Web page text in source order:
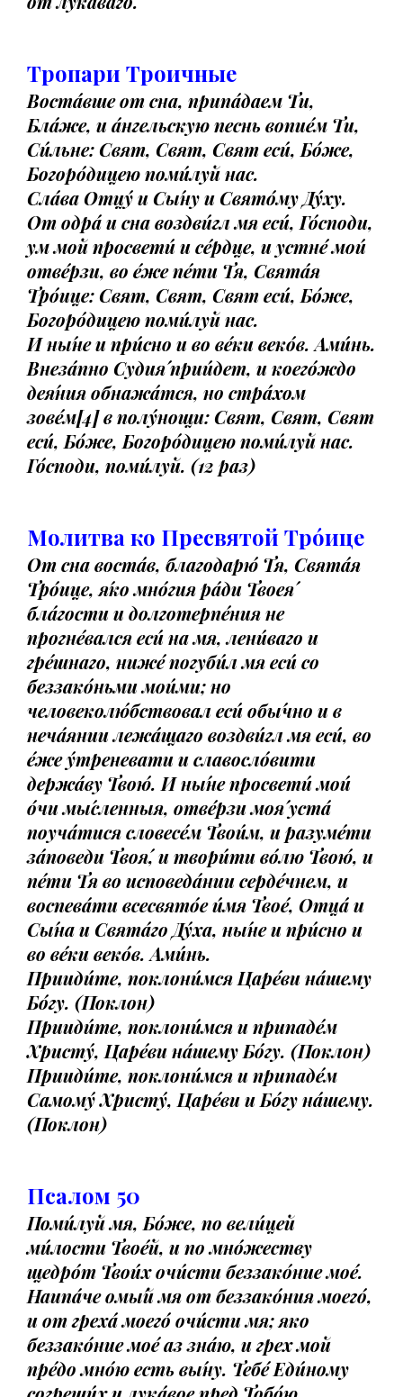
Тропари Троичные
Воста́вше от сна, припа́даем Ти,
Бла́же, и а́нгельскую песнь вопие́м Ти,
Си́льне: Свят, Свят, Свят еси́, Бо́же,
Богоро́дицею поми́луй нас.
Сла́ва Отцу́ и Сы́ну и Свято́му Ду́ху.
От одра́ и сна воздви́гл мя еси́, Го́споди,
ум мой просвети́ и се́рдце, и устне́ мои́
отве́рзи, во е́же пе́ти Тя, Свята́я
Тро́ице: Свят, Свят, Свят еси́, Бо́же,
Богоро́дицею поми́луй нас.
И ны́не и при́сно и во ве́ки веко́в. Ами́нь.
Внеза́пно Судия́ прии́дет, и коего́ждо
дея́ния обнажа́тся, но стра́хом
зове́м[4] в полу́нощи: Свят, Свят, Свят
еси́, Бо́же, Богоро́дицею поми́луй нас.
Го́споди, поми́луй. (12 раз)
Молитва ко Пресвятой Тро́ице
От сна воста́в, благодарю́ Тя, Свята́я
Тро́ице, я́ко мно́гия ра́ди Твоея́
бла́гости и долготерпе́ния не
прогне́вался еси́ на мя, лени́ваго и
гре́шнаго, ниже́ погуби́л мя еси́ со
беззако́ньми мои́ми; но
человеколю́бствовал еси́ обы́чно и в
неча́янии лежа́щаго воздви́гл мя еси́, во
е́же у́треневати и славосло́вити
держа́ву Твою́. И ны́не просвети́ мои́
о́чи мы́сленныя, отве́рзи моя́ уста́
поуча́тися словесе́м Твои́м, и разуме́ти
за́поведи Твоя́, и твори́ти во́лю Твою́, и
пе́ти Тя во исповеда́нии серде́чнем, и
воспева́ти всесвято́е и́мя Твое́, Отца́ и
Сы́на и Свята́го Ду́ха, ны́не и при́сно и
во ве́ки веко́в. Ами́нь.
Прииди́те, поклони́мся Царе́ви на́шему
Бо́гу. (Поклон)
Прииди́те, поклони́мся и припаде́м
Христу́, Царе́ви на́шему Бо́гу. (Поклон)
Прииди́те, поклони́мся и припаде́м
Самому́ Христу́, Царе́ви и Бо́гу на́шему.
(Поклон)
Псалом 50
Поми́луй мя, Бо́же, по вели́цей
ми́лости Твое́й, и по мно́жеству
щедро́т Твои́х очи́сти беззако́ние мое́.
Наипа́че омы́й мя от беззако́ния моего́,
и от греха́ моего́ очи́сти мя; яко
беззако́ние мое́ аз зна́ю, и грех мой
пре́до мно́ю есть вы́ну. Тебе́ Еди́ному